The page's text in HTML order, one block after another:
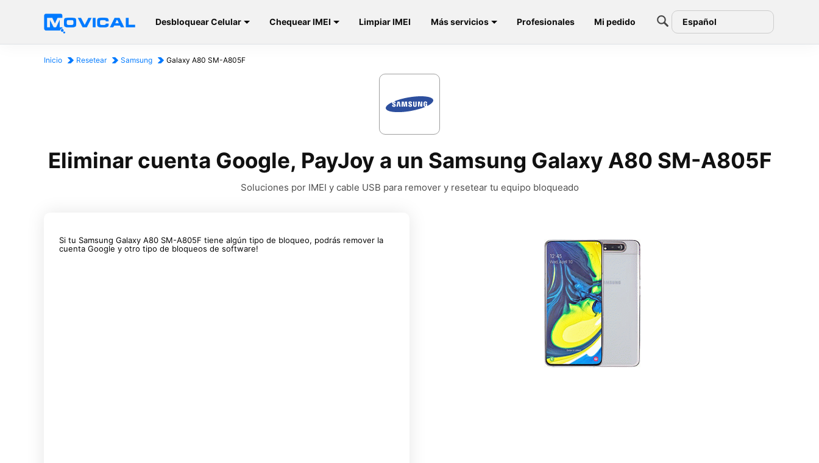
Desbloquear Celular Chequear IMEI Limpiar IMEI Más servicios Profesionales Mi pedido Español
Inicio Resetear Samsung Galaxy A80 SM-A805F
Eliminar cuenta Google, PayJoy a un Samsung Galaxy A80 SM-A805F
Soluciones por IMEI y cable USB para remover y resetear tu equipo bloqueado
Si tu Samsung Galaxy A80 SM-A805F tiene algún tipo de bloqueo, podrás remover la
cuenta Google y otro tipo de bloqueos de software!